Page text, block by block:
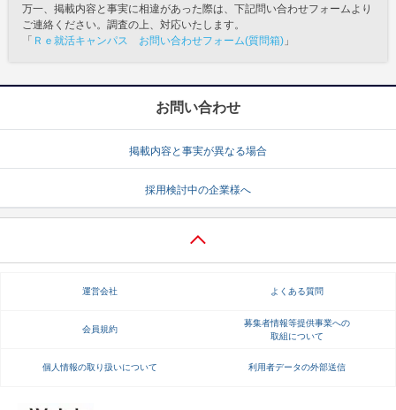
万一、掲載内容と事実に相違があった際は、下記問い合わせフォームより
ご連絡ください。調査の上、対応いたします。
「 Ｒｅ就活キャンパス お問い合わせフォーム(質問箱) 」
お問い合わせ
掲載内容と事実が異なる場合
採用検討中の企業様へ
運営会社 よくある質問
会員規約
募集者情報等提供事業への
取組について
個人情報の取り扱いについて 利用者データの外部送信